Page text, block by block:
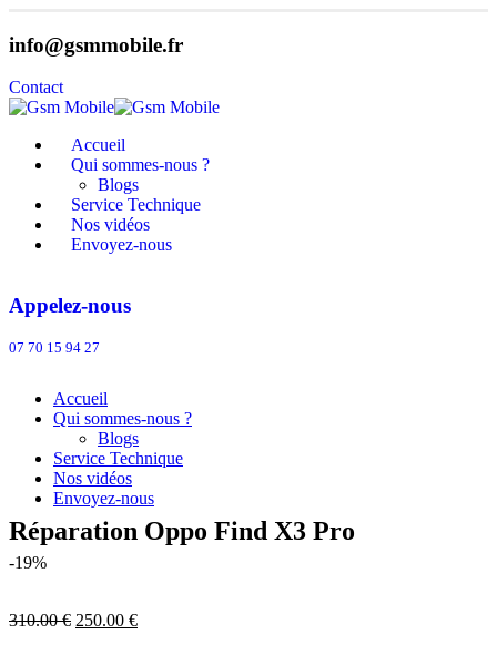
info@gsmmobile.fr
Contact
Accueil
Qui sommes-nous ?
Blogs
Service Technique
Nos vidéos
Envoyez-nous
Appelez-nous
07 70 15 94 27
Accueil
Qui sommes-nous ?
Blogs
Service Technique
Nos vidéos
Envoyez-nous
Réparation Oppo Find X3 Pro
-19%
310.00€ 250.00 €